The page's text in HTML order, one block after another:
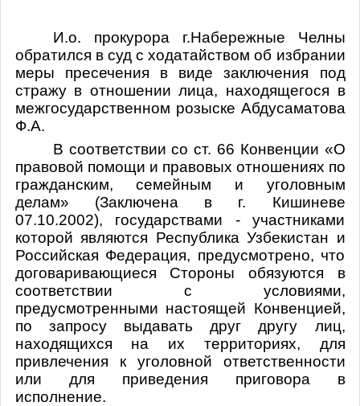
И.о. прокурора г.Набережные Челны
обратился в суд с ходатайством об избрании
меры пресечения в виде заключения под
стражу в отношении лица, находящегося в
межгосударственном розыске Абдусаматова
Ф.А.
В соответствии со ст. 66 Конвенции «О
правовой помощи и правовых отношениях по
гражданским, семейным и уголовным
делам» (Заключена в г. Кишиневе
07.10.2002), государствами - участниками
которой являются Республика Узбекистан и
Российская Федерация, предусмотрено, что
договаривающиеся Стороны обязуются в
соответствии с условиями,
предусмотренными настоящей Конвенцией,
по запросу выдавать друг другу лиц,
находящихся на их территориях, для
привлечения к уголовной ответственности
или для приведения приговора в
исполнение.